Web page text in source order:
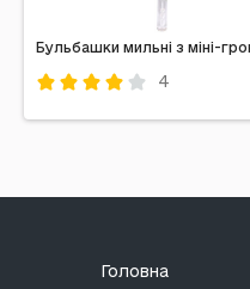
Бульбашки мильні з міні-
4
Головна